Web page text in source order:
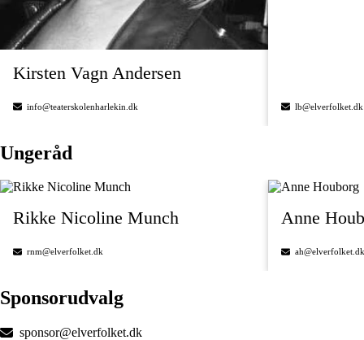
Kirsten Vagn Andersen
info@teaterskolenharlekin.dk lb@elverfolket.dk
Ungeråd
Rikke Nicoline Munch
rnm@elverfolket.dk
Anne
ah@elverfolket.dk
Sponsorudvalg
sponsor@elverfolket.dk